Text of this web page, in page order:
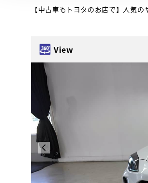
【中古車もトヨタのお店で】人気
View